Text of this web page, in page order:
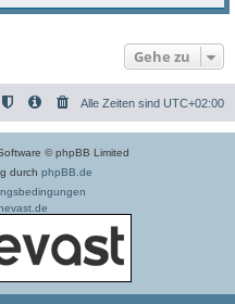
Gehe zu
Alle Zeiten sind UTC+02:00
© phpBB Limited
durch phpBB.de